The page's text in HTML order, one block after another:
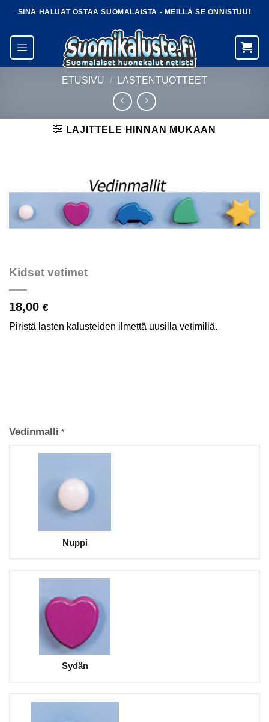
Skip
content
SINÄ HALUAT OSTAA SUOMALAISTA - MEILLÄ SE ONNISTUU!
ETUSIVU / LASTENTUOTTEET
LAJITTELE HINNAN MUKAAN
Kidset vetimet
18,00 €
Piristä lasten kalusteiden ilmettä uusilla vetimillä.
Vedinmalli *
Nuppi
Sydän